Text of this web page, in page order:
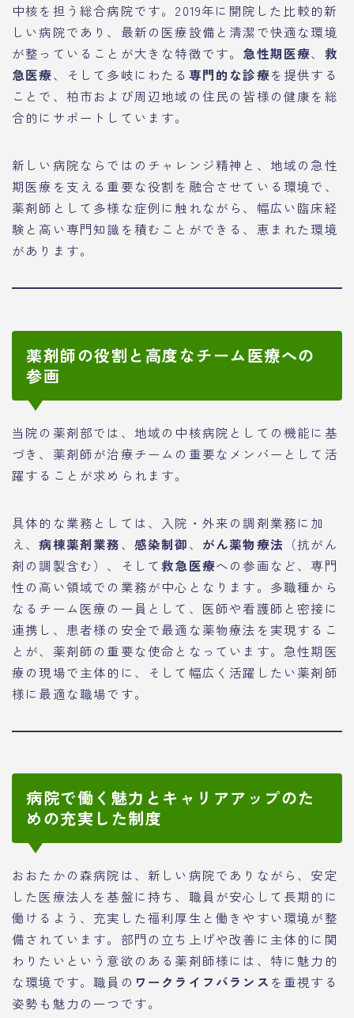
中核を担う総合病院です。2019年に開院した比較的新
しい病院であり、最新の医療設備と清潔で快適な環境
が整っていることが大きな特徴です。 急性期医療、 救
急医療、そして多岐にわたる 専門的な診療を提供する
ことで、柏市および周辺地域の住民の皆様の健康を総
合的にサポートしています。
新しい病院ならではのチャレンジ精神と、地域の急性
期医療を支える重要な役割を融合させている環境で、
薬剤師として多様な症例に触れながら、幅広い臨床経
験と高い専門知識を積むことができる、恵まれた環境
があります。
薬剤師の役割と高度なチーム医療への
参画
当院の薬剤部では、地域の中核病院としての機能に基
づき、薬剤師が治療チームの重要なメンバーとして活
躍することが求められます。
具体的な業務としては、入院・外来の調剤業務に加
え、病棟薬剤業務、 感染制御、 がん薬物療法 （抗がん
剤の調製含む）、そして救急医療への参画など、専門
性の高い領域での業務が中心となります。多職種から
なるチーム医療の一員として、医師や看護師と密接に
連携し、患者様の安全で最適な薬物療法を実現するこ
とが、薬剤師の重要な使命となっています。急性期医
療の現場で主体的に、そして幅広く活躍したい薬剤師
様に最適な職場です。
病院で働く魅力とキャリアアップのた
めの充実した制度
おおたかの森病院は、新しい病院でありながら、安定
した医療法人を基盤に持ち、職員が安心して長期的に
働けるよう、充実した福利厚生と働きやすい環境が整
備されています。部門の立ち上げや改善に主体的に関
わりたいという意欲のある薬剤師様には、特に魅力的
な環境です。職員の ワークライフバランス を重視する
姿勢も魅力の一つです。